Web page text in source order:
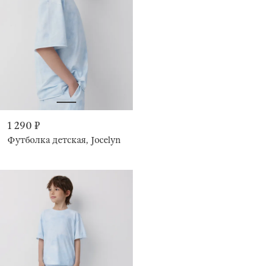
1 290 ₽
Футболка детская, Jocelyn